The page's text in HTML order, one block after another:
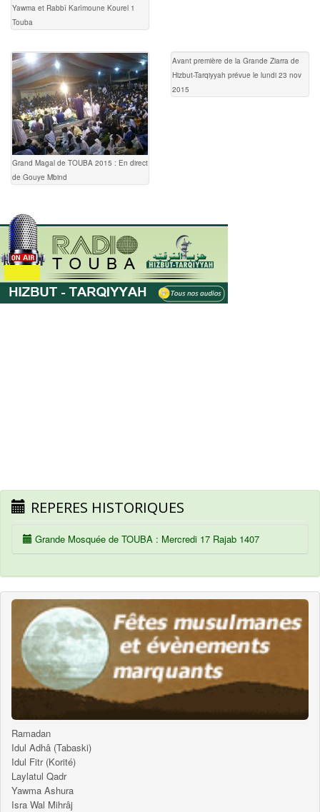
Yawma et Rabbî Karîmoune Kourel 1
Touba
Grand Magal de TOUBA 2015 : En direct
de Gouye Mbind
Avant première de la Grande Ziarra de
Hizbut-Tarqiyyah prévue le lundi 23 nov
2015
REPERES HISTORIQUES
Grande Mosquée de TOUBA : Mercredi 17 Rajab 1407
Ramadan
Idul Adhâ (Tabaski)
Idul Fitr (Korité)
Laylatul Qadr
Yawma Ashura
Isra Wal Mihrâj